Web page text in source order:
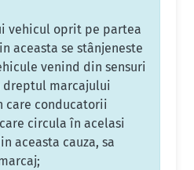
vehicul oprit pe partea
aceasta se stânjeneste
venind din sensuri
dreptul marcajului
care conducatorii
circula în acelasi
aceasta cauza, sa